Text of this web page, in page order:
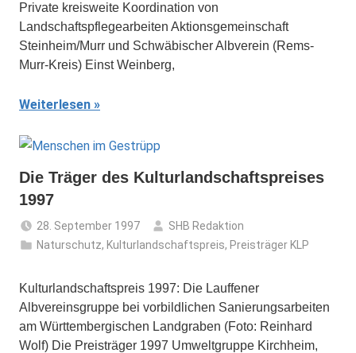
Private kreisweite Koordination von
Landschaftspflegearbeiten Aktionsgemeinschaft
Steinheim/Murr und Schwäbischer Albverein (Rems-
Murr-Kreis) Einst Weinberg,
Weiterlesen
Die Träger des Kulturlandschaftspreises
1997
28. September 1997
SHB Redaktion
Naturschutz, Kulturlandschaftspreis, Preisträger KLP
Kulturlandschaftspreis 1997: Die Lauffener
Albvereinsgruppe bei vorbildlichen Sanierungsarbeiten
am Württembergischen Landgraben (Foto: Reinhard
Wolf) Die Preisträger 1997 Umweltgruppe Kirchheim,